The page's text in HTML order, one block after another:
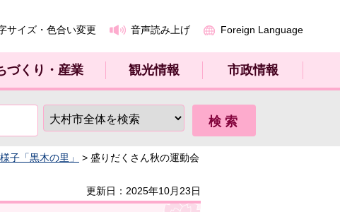
サイズ・色合い変更 音声読み上げ Foreign Language
づくり・産業 観光情報 市政情報
子「黒木の里」 > 盛りだくさん秋の運動会
更新日：2025年10月23日